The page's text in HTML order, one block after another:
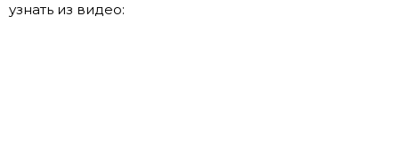
узнать из видео: